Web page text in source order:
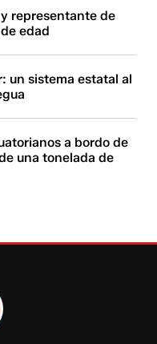
representante de
edad
un sistema estatal al
a bordo de
una tonelada de